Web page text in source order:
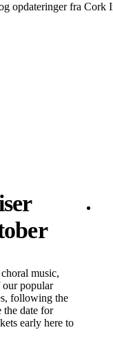
opdateringer fra Cork
music,
our popular
following the
the date for
early here to